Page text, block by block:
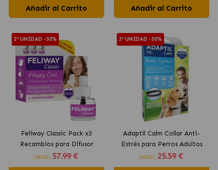
Añadir al Carrito Añadir al Carrito
2ª UNIDAD -30%
Feliway Classic Pack x3
Recambios para Difusor
Anti-Estrés para Gatos
(DESDE) 57.99 €
2ª UNIDAD -30%
Adaptil Calm Collar Anti-
Estrés para Perros Adultos
(DESDE) 25.59 €